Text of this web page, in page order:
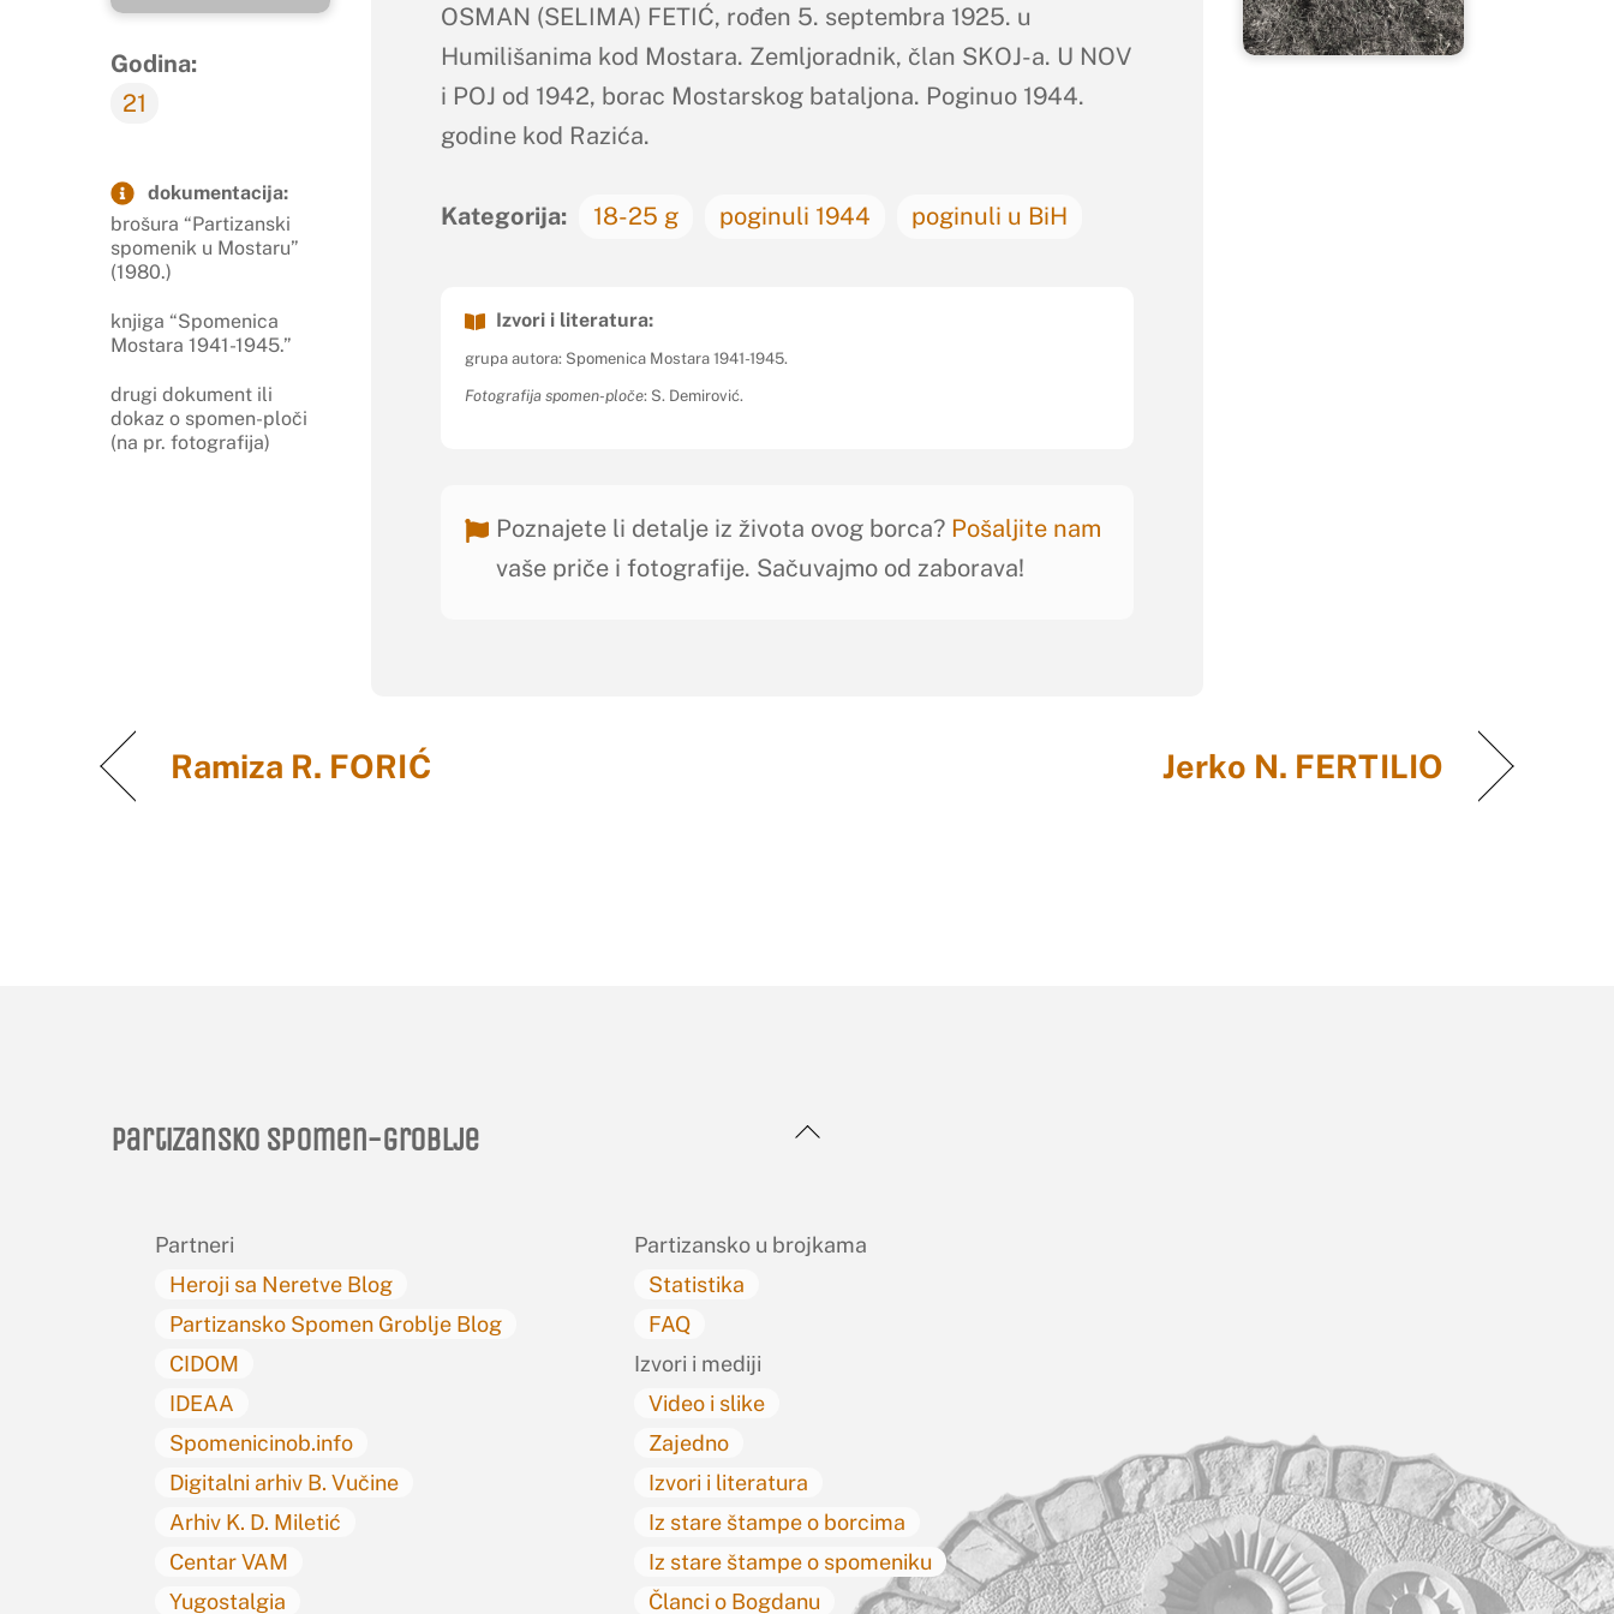
Godina:
21
dokumentacija:
brošura “Partizanski
spomenik u Mostaru”
(1980.)
knjiga “Spomenica
Mostara 1941-1945.”
drugi dokument ili
dokaz o spomen-ploči
(na pr. fotografija)
OSMAN (SELIMA) FETIĆ, rođen 5. septembra 1925. u
Humilišanima kod Mostara. Zemljoradnik, član SKOJ-a. U NOV
i POJ od 1942, borac Mostarskog bataljona. Poginuo 1944.
godine kod Razića.
Kategorija: 18-25 g poginuli 1944 poginuli u BiH
Izvori i literatura:
grupa autora: Spomenica Mostara 1941-1945.
Fotografija spomen-ploče: S. Demirović.
Poznajete li detalje iz života ovog borca? Pošaljite nam
vaše priče i fotografije. Sačuvajmo od zaborava!
Ramiza R. FORIĆ Jerko N. FERTILIO
Back
Partizansko spomen-groblje
Partneri
Heroji sa Neretve Blog
Partizansko Spomen Groblje Blog
CIDOM
IDEAA
Spomenicinob.info
Digitalni arhiv B. Vučine
Arhiv K. D. Miletić
Centar VAM
Yugostalgia
Partizansko u brojkama
Statistika
FAQ
Izvori i mediji
Video i slike
Zajedno
Izvori i literatura
Iz stare štampe o borcima
Iz stare štampe o spomeniku
Članci o Bogdanu